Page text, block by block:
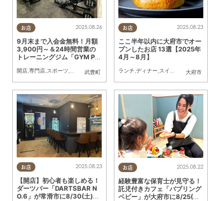
お店
武豊町
2025.08.26
9月末まで入会金無料！月額
3,900円～＆24時間営業の
トレーニングジム「GYM PO
告
開店,専門店,スポーツ,ちたまる広告 おひとりさま
お店
大府市
2025.08.23
ここ半年以内に大府市でオー
プンしたお店 13選【2025年
4月～8月】
ランチ,ディナー,スイーツ 開店,リニュー
お店 2025.08.23
【開店】初心者も楽しめる！
ダーツバー「DARTSBAR N
O.6」が常滑市に8/30(土)オ
お店 2025.08.22
経験豊富な保育士が見守る！
託児付きカフェ「バブリング
ベビー」が大府市に8/25(月)